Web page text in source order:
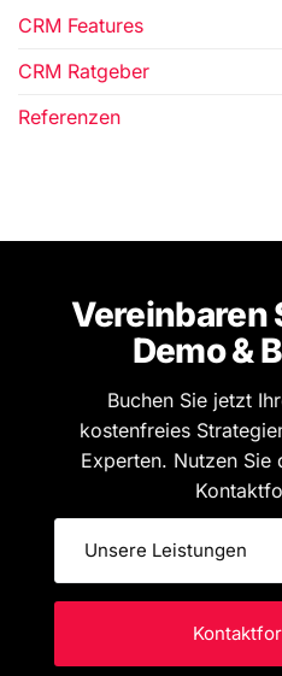
CRM Features
CRM Ratgeber
Referenzen
Vereinbaren
Demo &
Buchen Sie jetzt
kostenfreies
Experten. Nutzen Sie
Unsere Leistungen